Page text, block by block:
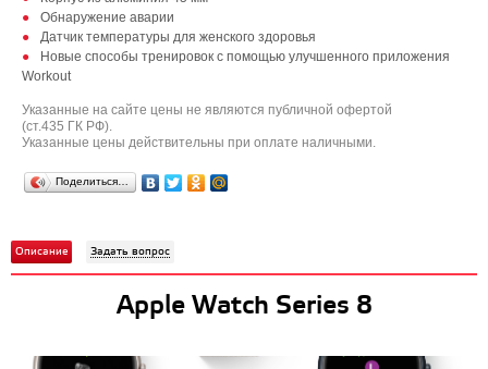
Обнаружение аварии
Датчик температуры для женского здоровья
Новые способы тренировок с помощью улучшенного приложения
Workout
Указанные на сайте цены не являются публичной офертой
(ст.435 ГК РФ).
Указанные цены действительны при оплате наличными.
Поделиться…
Описание Задать вопрос
Apple Watch Series 8